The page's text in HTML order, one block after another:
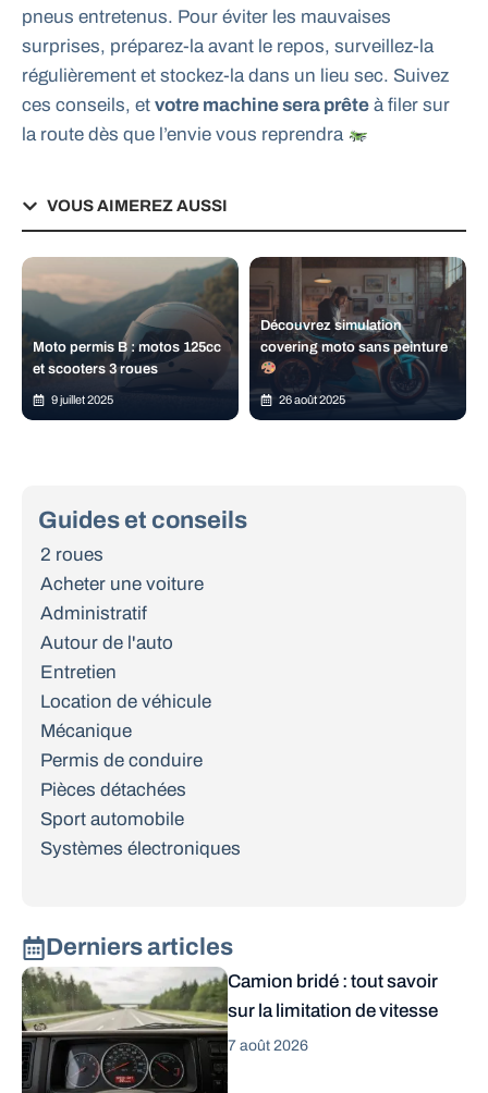
pneus entretenus. Pour éviter les mauvaises
surprises, préparez-la avant le repos, surveillez-la
régulièrement et stockez-la dans un lieu sec. Suivez
ces conseils, et votre machine sera prête à filer sur
la route dès que l’envie vous reprendra
VOUS AIMEREZ AUSSI
Moto permis B : motos 125cc
et scooters 3 roues
9 juillet 2025
Découvrez simulation
covering moto sans peinture
26 août 2025
Guides et conseils
2 roues
Acheter une voiture
Administratif
Autour de l'auto
Entretien
Location de véhicule
Mécanique
Permis de conduire
Pièces détachées
Sport automobile
Systèmes électroniques
Derniers articles
Camion bridé : tout savoir
sur la limitation de vitesse
7 août 2026